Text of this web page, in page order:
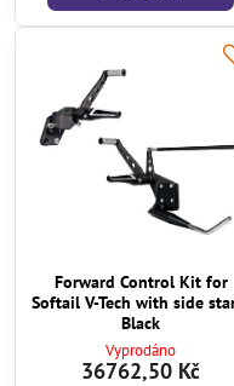
Forward Control Kit for
Softail V-Tech with side
Black
Vyprodáno
36762,50 Kč